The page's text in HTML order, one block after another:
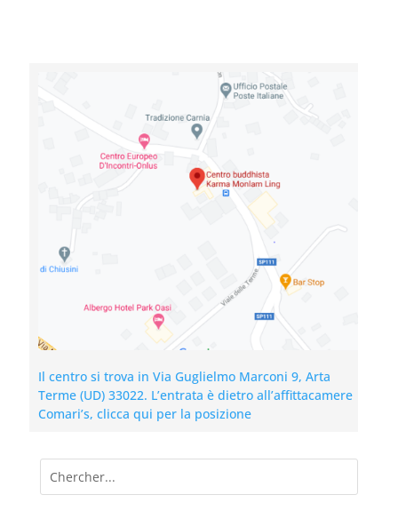
Il centro si trova in Via Guglielmo Marconi 9, Arta
Terme (UD) 33022. L’entrata è dietro all’affittacamere
Comari’s, clicca qui per la posizione